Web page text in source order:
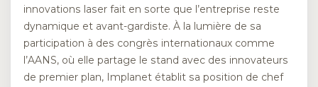
innovations laser fait en sorte que l’entreprise reste
dynamique et avant-gardiste. À la lumière de sa
participation à des congrès internationaux comme
l’AANS, où elle partage le stand avec des innovateurs
de premier plan, Implanet établit sa position de chef